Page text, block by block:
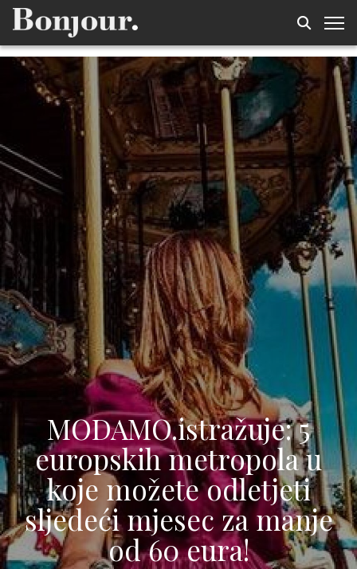
MODAMO.istražuje: 5
europskih metropola u
koje možete odletjeti
sljedeći mjesec za manje
od 60 eura!